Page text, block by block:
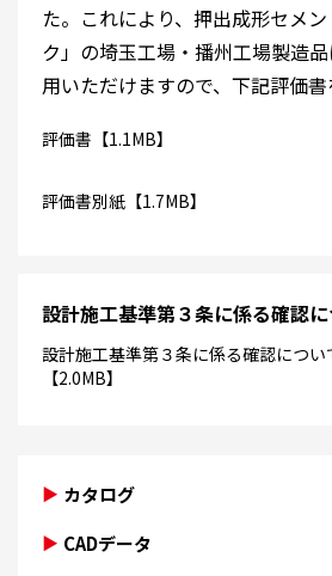
た。これにより、押出成形セメ
ク」の埼玉工場・播州工場製造
用いただけますので、下記評価書
評価書【1.1MB】
評価書別紙【1.7MB】
設計施工基準第３条に係る確認
設計施工基準第３条に係る確認につい
【2.0MB】
カタログ
CADデータ